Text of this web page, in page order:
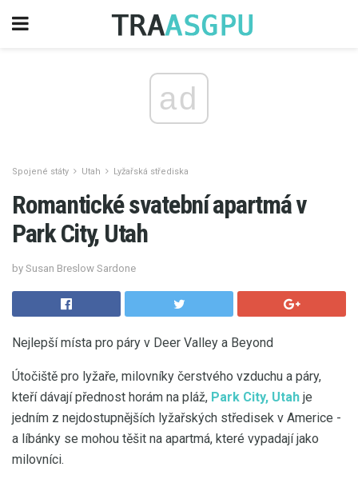
ad
Spojené státy Utah Lyžařská střediska
Romantické svatební apartmá v
Park City, Utah
by Susan Breslow Sardone
Nejlepší místa pro páry v Deer Valley a Beyond
Útočiště pro lyžaře, milovníky čerstvého vzduchu a páry,
kteří dávají přednost horám na pláž, Park City, Utah je
jedním z nejdostupnějších lyžařských středisek v Americe -
a líbánky se mohou těšit na apartmá, které vypadají jako
milovníci.